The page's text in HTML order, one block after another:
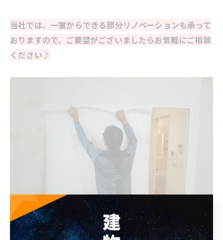
当社では、一室からできる部分リノベーションも承って
おりますので、ご要望がございましたらお気軽にご相談
ください♪